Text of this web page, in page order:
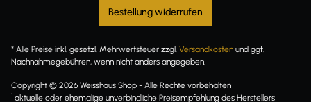
Bestellung widerrufen
* Alle Preise inkl. gesetzl. Mehrwertsteuer zzgl. Versandkosten und ggf.
Nachnahmegebühren, wenn nicht anders angegeben.
Copyright © 2026 Weisshaus Shop - Alle Rechte vorbehalten
1 aktuelle oder ehemalige unverbindliche Preisempfehlung des Herstellers